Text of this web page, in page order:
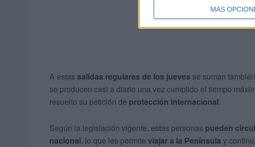
MÁS
A estas salidas regulares de los jueves se suman
se producen casi a diario una vez cumplido el tiempo
resuelto su petición de protección internacional.
Según la legislación vigente, estas personas pueden
nacional, lo que les permite viajar a la Península y